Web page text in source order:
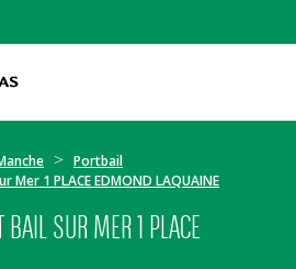
Portbail
Mer 1 PLACE EDMOND LAQUAINE
BAIL SUR MER 1 PLACE